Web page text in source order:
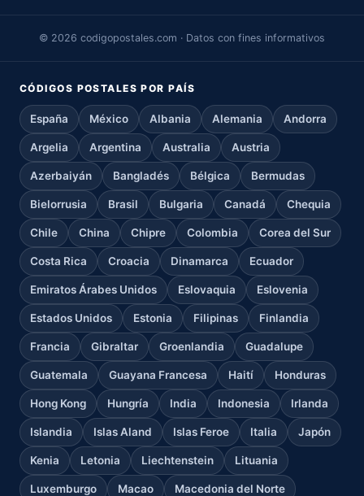
© 2026 codigopostales.com · Datos con fines informativos
CÓDIGOS POSTALES POR PAÍS
España México Albania Alemania Andorra
Argelia Argentina Australia Austria
Azerbaiyán Bangladés Bélgica Bermudas
Bielorrusia Brasil Bulgaria Canadá Chequia
Chile China Chipre Colombia Corea del Sur
Costa Rica Croacia Dinamarca Ecuador
Emiratos Árabes Unidos Eslovaquia Eslovenia
Estados Unidos Estonia Filipinas Finlandia
Francia Gibraltar Groenlandia Guadalupe
Guatemala Guayana Francesa Haití Honduras
Hong Kong Hungría India Indonesia Irlanda
Islandia Islas Aland Islas Feroe Italia Japón
Kenia Letonia Liechtenstein Lituania
Luxemburgo Macao Macedonia del Norte